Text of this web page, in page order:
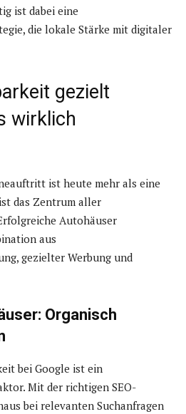
ist dabei eine
die lokale Stärke mit digitaler
gezielt
wirklich
ist heute mehr als eine
das Zentrum aller
Autohäuser
aus
gezielter Werbung und
Organisch
bei Google ist ein
Mit der richtigen SEO-
bei relevanten Suchanfragen